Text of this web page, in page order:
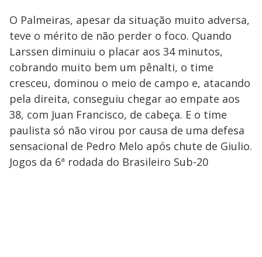
O Palmeiras, apesar da situação muito adversa,
teve o mérito de não perder o foco. Quando
Larssen diminuiu o placar aos 34 minutos,
cobrando muito bem um pênalti, o time
cresceu, dominou o meio de campo e, atacando
pela direita, conseguiu chegar ao empate aos
38, com Juan Francisco, de cabeça. E o time
paulista só não virou por causa de uma defesa
sensacional de Pedro Melo após chute de Giulio.
Jogos da 6ª rodada do Brasileiro Sub-20